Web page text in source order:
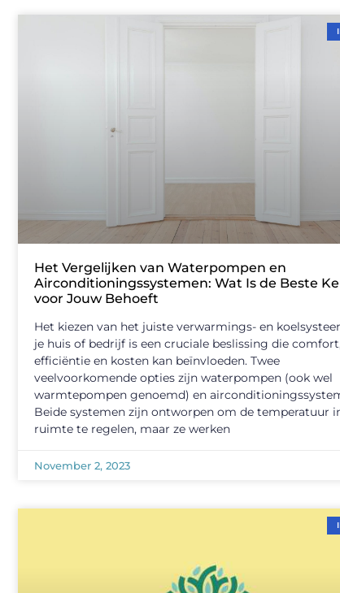
Het Vergelijken van Waterpompen en
Airconditioningssystemen: Wat Is de Beste
voor Jouw Behoeft
Het kiezen van het juiste verwarmings- en
je huis of bedrijf is een cruciale beslissing die
efficiëntie en kosten kan beïnvloeden. Twee
veelvoorkomende opties zijn waterpompen (ook wel
warmtepompen genoemd) en
Beide systemen zijn ontworpen om de temperatuur
ruimte te regelen, maar ze werken
November 2, 2023